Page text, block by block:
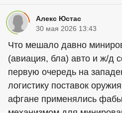
Алекс Юстас
30 мая 2026 13:43
Что мешало давно
(авиация, бла) авто и ж/д
первую очередь на
логистику поставок
афгане применялись